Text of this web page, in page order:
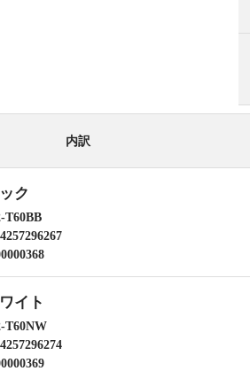
内訳
ク
T60BB
イト
T60NW